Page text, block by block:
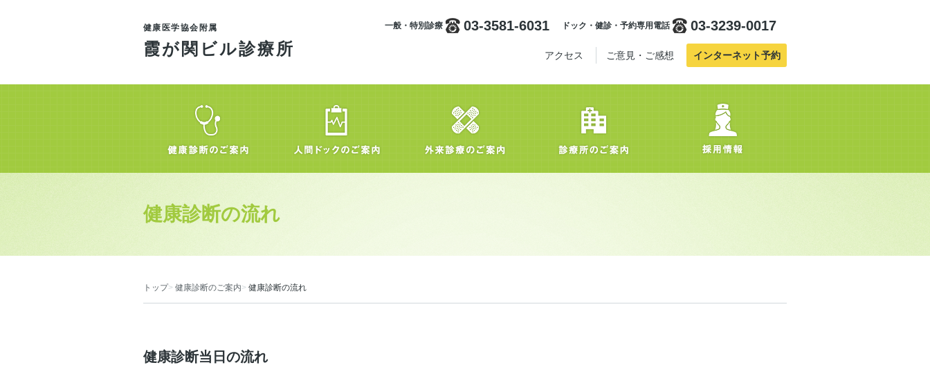
健康医学協会附属
霞が関ビル診療所
一般・特別診療 03-3581-6031 ドック・健診・予約専用電話 03-3239-0017
アクセス ご意見・ご感想 インターネット予約
健康診断の流れ
トップ 健康診断のご案内 健康診断の流れ
健康診断当日の流れ